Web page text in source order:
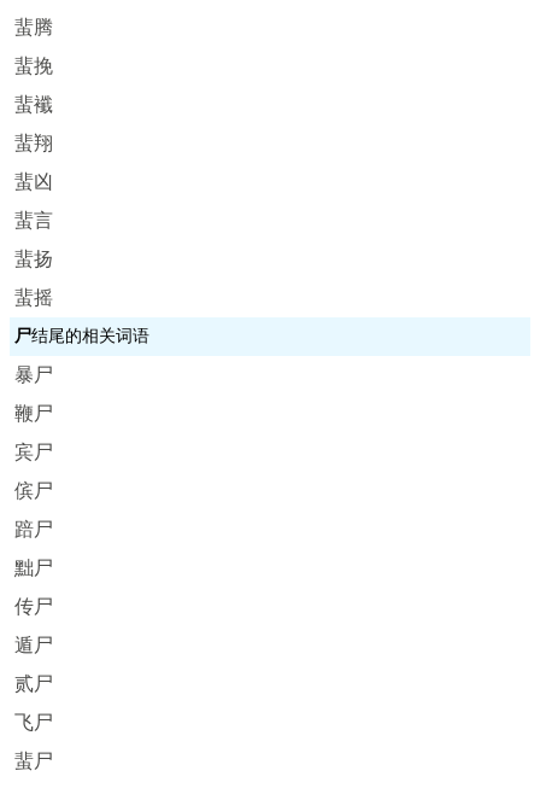
蜚腾
蜚挽
蜚襳
蜚翔
蜚凶
蜚言
蜚扬
蜚摇
尸结尾的相关词语
暴尸
鞭尸
宾尸
傧尸
踣尸
黜尸
传尸
遁尸
贰尸
飞尸
蜚尸